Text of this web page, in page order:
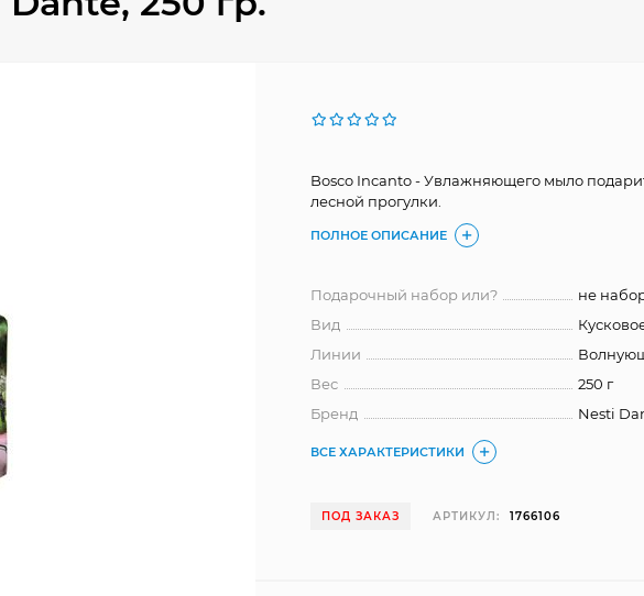
Bosco Incanto - Увлажняющего мыло
лесной прогулки.
ПОЛНОЕ ОПИСАНИЕ
Подарочный набор или?
не
Вид
Линии
Вес
250 г
Бренд
Nesti
ВСЕ ХАРАКТЕРИСТИКИ
ПОД ЗАКАЗ АРТИКУЛ: 1766106